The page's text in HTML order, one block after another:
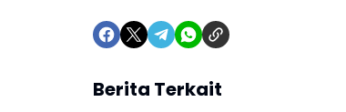
Berita Terkait